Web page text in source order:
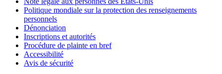
Politique mondiale sur la protection des renseignements
personnels
Dénonciation
Inscriptions et autorités
Procédure de plainte en bref
Accessibilité
Avis de sécurité